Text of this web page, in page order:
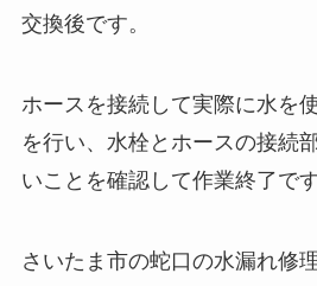
交換後です。
ホースを接続して実際に水を
を行い、水栓とホースの接続
いことを確認して作業終了です
さいたま市の蛇口の水漏れ修